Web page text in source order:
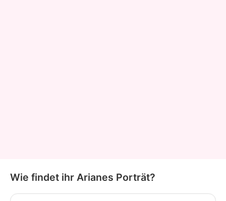
Wie findet ihr Arianes Porträt?